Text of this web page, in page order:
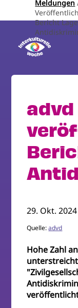
Meldungen
Bericht
advd
29. Okt. 2024
Quelle:advd
Hohe Zahl